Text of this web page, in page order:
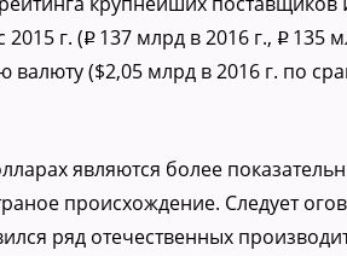
г. (p 137 млрд в 2016 г., p 135
валюту ($2,05 млрд в 2016 г. по
являются более
происхождение. Следует
ряд отечественных